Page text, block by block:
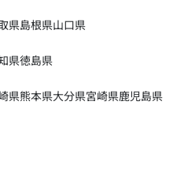
県島根県山口県
県徳島県
県熊本県大分県宮崎県鹿児島県